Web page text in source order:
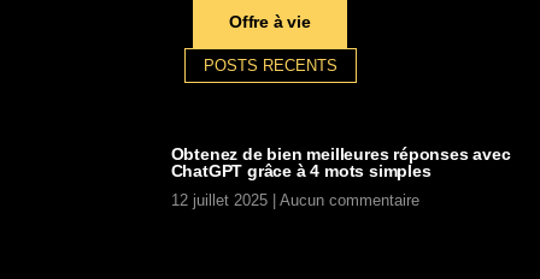
Offre à vie
POSTS RECENTS
Obtenez de bien meilleures réponses avec
ChatGPT grâce à 4 mots simples
12 juillet 2025 Aucun commentaire